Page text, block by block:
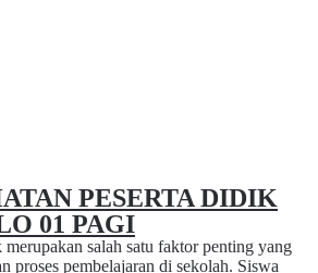
PESERTA DIDIK
01 PAGI
merupakan salah satu faktor penting yang
proses pembelajaran di sekolah. Siswa